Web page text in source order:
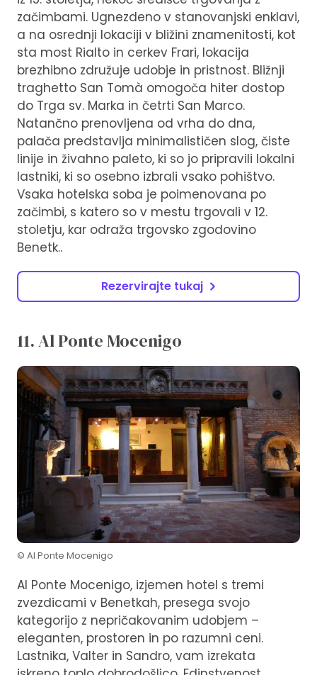
začimbami. Ugnezdeno v stanovanjski enklavi,
a na osrednji lokaciji v bližini znamenitosti, kot
sta most Rialto in cerkev Frari, lokacija
brezhibno združuje udobje in pristnost. Bližnji
traghetto San Tomà omogoča hiter dostop
do Trga sv. Marka in četrti San Marco.
Natančno prenovljena od vrha do dna,
palača predstavlja minimalističen slog, čiste
linije in živahno paleto, ki so jo pripravili lokalni
lastniki, ki so osebno izbrali vsako pohištvo.
Vsaka hotelska soba je poimenovana po
začimbi, s katero so v mestu trgovali v 12.
stoletju, kar odraža trgovsko zgodovino
Benetk..
Rezervirajte tukaj
11. Al Ponte Mocenigo
© Al Ponte Mocenigo
Al Ponte Mocenigo, izjemen hotel s tremi
zvezdicami v Benetkah, presega svojo
kategorijo z nepričakovanim udobjem –
eleganten, prostoren in po razumni ceni.
Lastnika, Valter in Sandro, vam izrekata